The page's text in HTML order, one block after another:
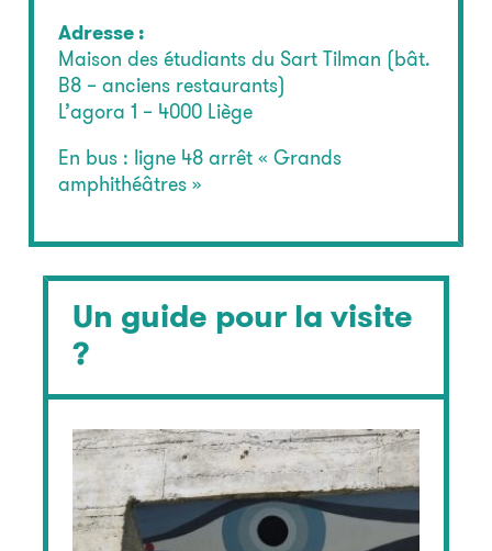
Un guide pour la visite
?
Adresse :
Maison des étudiants du Sart Tilman (bât.
B8 – anciens restaurants)
L’agora 1 – 4000 Liège
En bus : ligne 48 arrêt « Grands
amphithéâtres »